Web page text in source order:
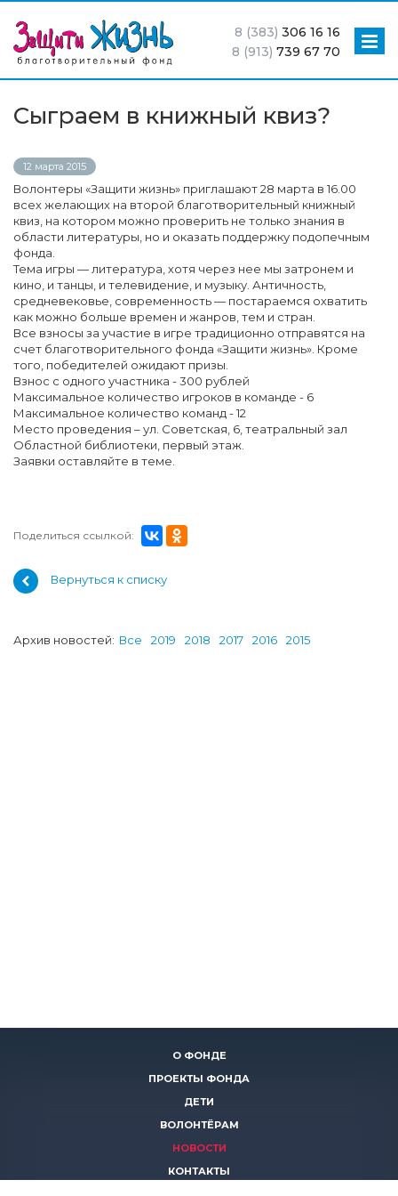
8 (383) 306 16 16
8 (913) 739 67 70
Сыграем в книжный квиз?
12 марта 2015
Волонтеры «Защити жизнь» приглашают 28 марта в 16.00
всех желающих на второй благотворительный книжный
квиз, на котором можно проверить не только знания в
области литературы, но и оказать поддержку подопечным
фонда.
Тема игры — литература, хотя через нее мы затронем и
кино, и танцы, и телевидение, и музыку. Античность,
средневековье, современность — постараемся охватить
как можно больше времен и жанров, тем и стран.
Все взносы за участие в игре традиционно отправятся на
счет благотворительного фонда «Защити жизнь». Кроме
того, победителей ожидают призы.
Взнос с одного участника - 300 рублей
Максимальное количество игроков в команде - 6
Максимальное количество команд - 12
Место проведения – ул. Советская, 6, театральный зал
Областной библиотеки, первый этаж.
Заявки оставляйте в теме.
Поделиться ссылкой:
Вернуться к списку
Архив новостей: Все 2019 2018 2017 2016 2015
О ФОНДЕ
ПРОЕКТЫ ФОНДА
ДЕТИ
ВОЛОНТЁРАМ
НОВОСТИ
КОНТАКТЫ